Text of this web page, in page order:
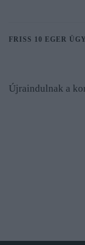
FRISS 10 EGER
Újraindulnak a